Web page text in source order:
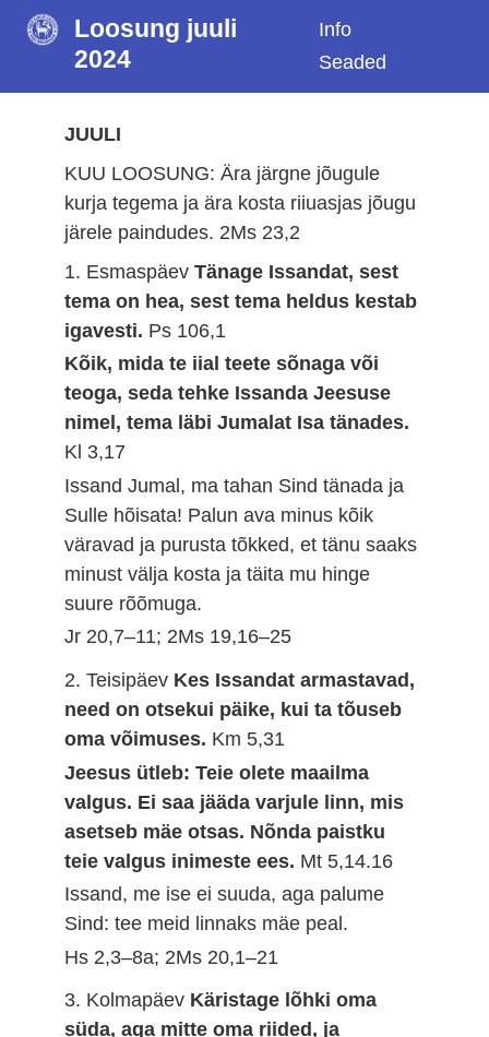
Loosung juuli
2024
Info
Seaded
JUULI
KUU LOOSUNG: Ära järgne jõugule
kurja tegema ja ära kosta riiuasjas jõugu
järele paindudes. 2Ms 23,2
1. EsmaspäevTänage Issandat, sest
tema on hea, sest tema heldus kestab
igavesti. Ps 106,1
Kõik, mida te iial teete sõnaga või
teoga, seda tehke Issanda Jeesuse
nimel, tema läbi Jumalat Isa tänades.
Kl 3,17
Issand Jumal, ma tahan Sind tänada ja
Sulle hõisata! Palun ava minus kõik
väravad ja purusta tõkked, et tänu saaks
minust välja kosta ja täita mu hinge
suure rõõmuga.
Jr 20,7–11; 2Ms 19,16–25
2. Teisipäev Kes Issandat armastavad,
need on otsekui päike, kui ta tõuseb
oma võimuses. Km 5,31
Jeesus ütleb: Teie olete maailma
valgus. Ei saa jääda varjule linn, mis
asetseb mäe otsas. Nõnda paistku
teie valgus inimeste ees. Mt 5,14.16
Issand, me ise ei suuda, aga palume
Sind: tee meid linnaks mäe peal.
Hs 2,3–8a; 2Ms 20,1–21
3. Kolmapäev Käristage lõhki oma
süda, aga mitte oma riided, ja